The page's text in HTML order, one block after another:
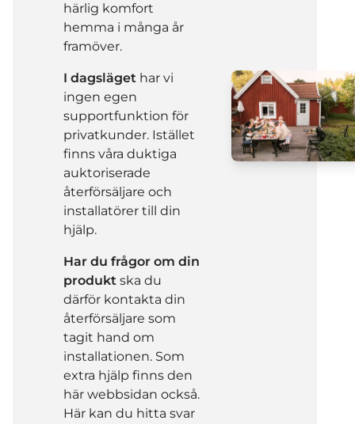
härlig komfort
hemma i många år
framöver.
I dagsläget har vi
ingen egen
supportfunktion för
privatkunder. Istället
finns våra duktiga
auktoriserade
återförsäljare och
installatörer till din
hjälp.
Har du frågor om din
produkt ska du
därför kontakta din
återförsäljare som
tagit hand om
installationen. Som
extra hjälp finns den
här webbsidan också.
Här kan du hitta svar